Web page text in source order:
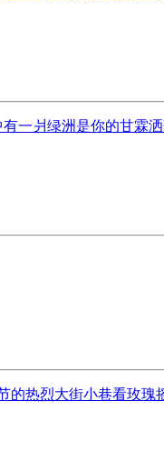
一爿绿洲是你的甘霖
的热烈大街小巷看玫